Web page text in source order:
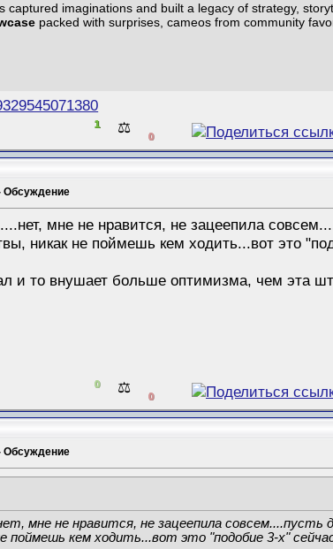
imaginations and built a legacy of strategy,
packed with surprises, cameos from community
1 ⚖️ 0
Обсуждение
мне не нравится, не зацеепила
никак не поймешь кем ходить...вот это
и то внушает больше оптимизма, чем эта
0 ⚖️ 0
Обсуждение
мне не нравится, не зацеепила
поймешь кем ходить...вот это "подобие 3-х"